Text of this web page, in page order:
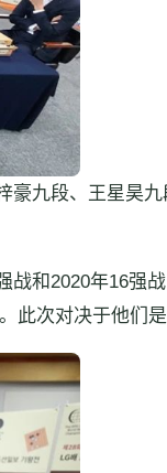
豪九段、王星昊
和2020年16强
此次对决于他们是